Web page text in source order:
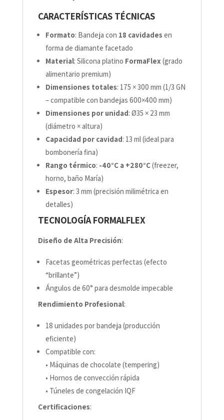
CARACTERÍSTICAS TÉCNICAS
Formato: Bandeja con 18 cavidades en
forma de diamante facetado
Material: Silicona platino FormaFlex (grado
alimentario premium)
Dimensiones totales: 175 × 300 mm (1/3 GN
– compatible con bandejas 600×400 mm)
Dimensiones por unidad: Ø35 × 23 mm
(diámetro × altura)
Capacidad por cavidad: 13 ml (ideal para
bombonería fina)
Rango térmico: -40°C a +280°C(freezer,
horno, baño María)
Espesor: 3 mm (precisión milimétrica en
detalles)
TECNOLOGÍA FORMALFLEX
Diseño de Alta Precisión:
Facetas geométricas perfectas (efecto
“brillante”)
Ángulos de 60° para desmolde impecable
Rendimiento Profesional:
18 unidades por bandeja (producción
eficiente)
Compatible con:
• Máquinas de chocolate (tempering)
• Hornos de convección rápida
• Túneles de congelación IQF
Certificaciones: